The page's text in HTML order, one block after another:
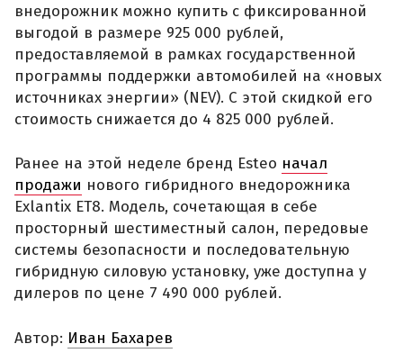
внедорожник можно купить с фиксированной
выгодой в размере 925 000 рублей,
предоставляемой в рамках государственной
программы поддержки автомобилей на «новых
источниках энергии» (NEV). С этой скидкой его
стоимость снижается до 4 825 000 рублей.
Ранее на этой неделе бренд Esteo начал
продажи нового гибридного внедорожника
Exlantix ET8. Модель, сочетающая в себе
просторный шестиместный салон, передовые
системы безопасности и последовательную
гибридную силовую установку, уже доступна у
дилеров по цене 7 490 000 рублей.
Автор: Иван Бахарев